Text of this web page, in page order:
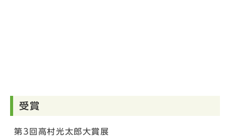
受賞
第3回高村光太郎大賞展